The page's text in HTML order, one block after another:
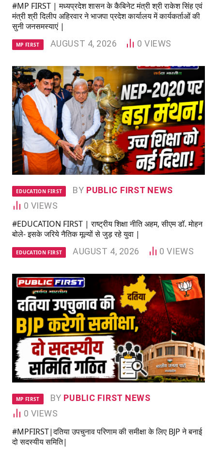
#MP FIRST | मध्यप्रदेश शासन के कैबिनेट मंत्री श्री राकेश सिंह एवं
मंत्री श्री दिलीप अहिरवार ने भाजपा प्रदेश कार्यालय में कार्यकर्ताओं की
सुनी जनसमस्याएं |
MP FIRST AUGUST 4, 2026 0VIEWS
EDUCATION FIRST BY PUBLIC FIRST NEWS
0 VIEWS
#EDUCATION FIRST | राष्ट्रीय शिक्षा नीति अहम, सीएम डॉ. मोहन
बोले- इसके जरिये नैतिक मूल्यों से जुड़ रहे युवा |
EDUCATION FIRST AUGUST 4, 2026 0VIEWS
MP FIRST BY PUBLIC FIRST NEWS
0 VIEWS
#MPFIRST|दतिया उपचुनाव परिणाम की समीक्षा के लिए BJP ने बनाई
दो सदस्यीय समिति|